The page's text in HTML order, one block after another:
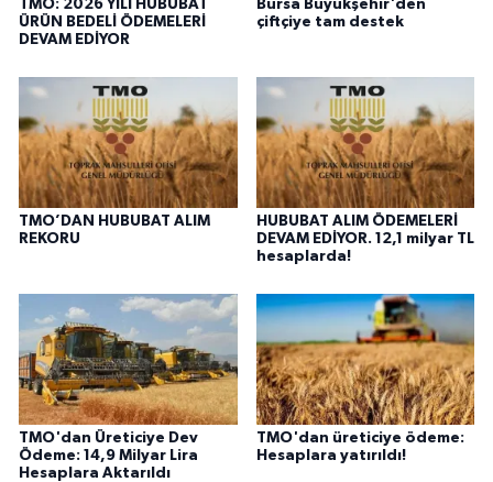
TMO: 2026 YILI HUBUBAT
ÜRÜN BEDELİ ÖDEMELERİ
DEVAM EDİYOR
Bursa Büyükşehir'den
çiftçiye tam destek
TMO’DAN HUBUBAT ALIM
REKORU
HUBUBAT ALIM ÖDEMELERİ
DEVAM EDİYOR. 12,1 milyar TL
hesaplarda!
TMO'dan Üreticiye Dev
Ödeme: 14,9 Milyar Lira
Hesaplara Aktarıldı
TMO'dan üreticiye ödeme:
Hesaplara yatırıldı!